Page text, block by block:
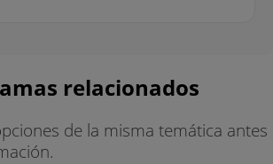
relacionados
de la misma temática antes